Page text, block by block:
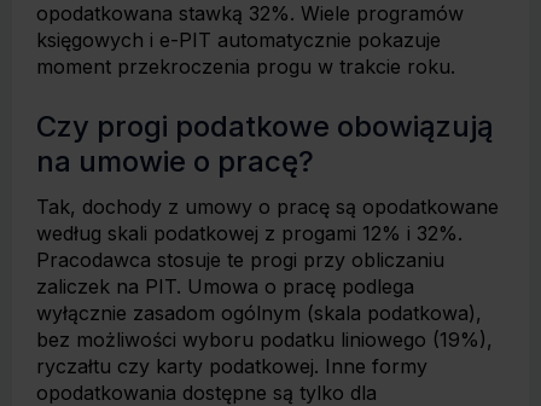
opodatkowana stawką 32%. Wiele programów
księgowych i e-PIT automatycznie pokazuje
moment przekroczenia progu w trakcie roku.
Czy progi podatkowe obowiązują
na umowie o pracę?
Tak, dochody z umowy o pracę są opodatkowane
według skali podatkowej z progami 12% i 32%.
Pracodawca stosuje te progi przy obliczaniu
zaliczek na PIT. Umowa o pracę podlega
wyłącznie zasadom ogólnym (skala podatkowa),
bez możliwości wyboru podatku liniowego (19%),
ryczałtu czy karty podatkowej. Inne formy
opodatkowania dostępne są tylko dla